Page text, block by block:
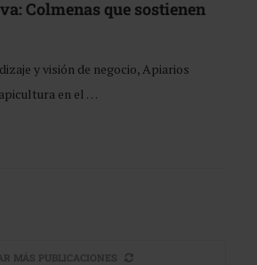
Colmenas que sostienen
y visión de negocio, Apiarios
en el …
MÁS PUBLICACIONES